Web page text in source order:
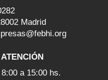
Madrid
a 15:00 hs.